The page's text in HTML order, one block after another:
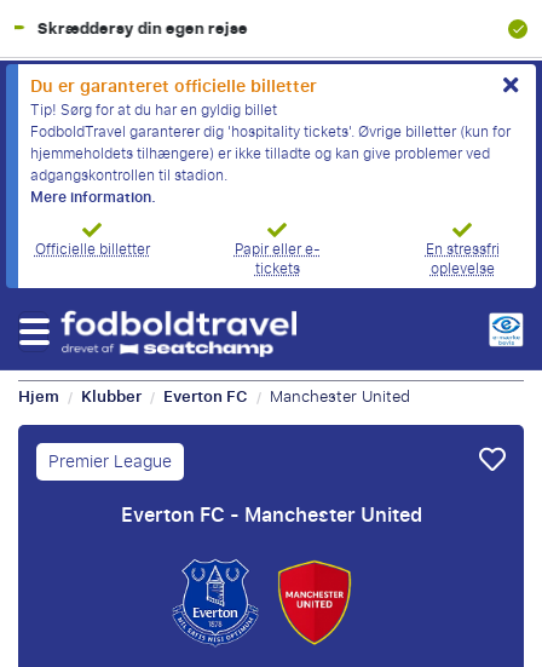
100% Økonomisk beskyttelse
Du er garanteret officielle billetter
Tip! Sørg for at du har en gyldig billet
FodboldTravel garanterer dig 'hospitality tickets'. Øvrige billetter (kun for
hjemmeholdets tilhængere) er ikke tilladte og kan give problemer ved
adgangskontrollen til stadion.
Mere information.
Officielle billetter
Papir eller e-
tickets
En stressfri
oplevelse
Hjem / Klubber / Everton FC / Manchester United
Premier League
Everton FC - Manchester United